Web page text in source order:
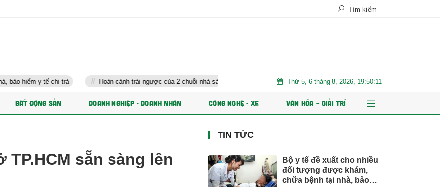
Tìm kiếm
trả Hoàn cảnh trái ngược của 2 chuỗi nhà sách lớn nhất Việt Nam Trăm năm chợ Tân Định AI và dữ liệu định hình
Thứ 5, 6 tháng 8, 2026, 19:50:13
BẤT ĐỘNG SẢN DOANH NGHIỆP - DOANH NHÂN CÔNG NGHỆ - XE VĂN HÓA – GIẢI TRÍ
sẵn sàng lên
TIN TỨC
Bộ y tế đề xuất cho nhiều
đối tượng được khám,
chữa bệnh tại nhà, bảo